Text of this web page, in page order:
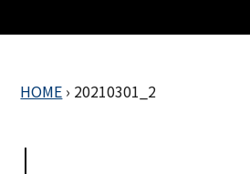
HOME › 20210301_2